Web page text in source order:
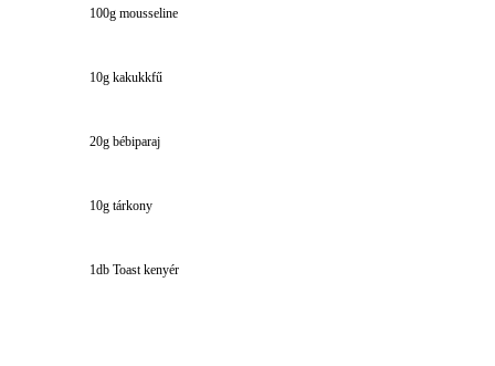
100g mousseline
10g kakukkfű
20g bébiparaj
10g tárkony
1db Toast kenyér